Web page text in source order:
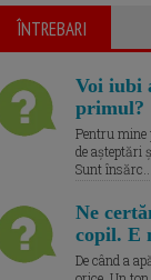
ÎNTREBARI
Voi iubi
primul?
Pentru mine
de așteptări
Sunt
Ne
copil. E
De când a